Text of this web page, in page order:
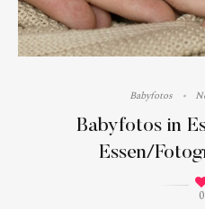
Babyfotos
Babyfotos in
Essen/
0